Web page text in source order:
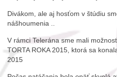
Divákom, ale aj hosťom v štúdiu
nášhoumenia ..
V rámci Telerána sme mali
TORTA ROKA 2015, ktorá sa
2015